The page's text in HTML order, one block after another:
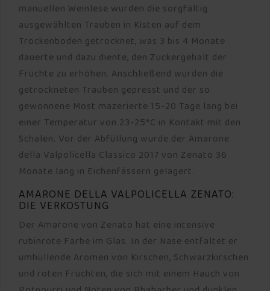
manuellen Weinlese wurden die sorgfältig
ausgewählten Trauben in Kisten auf dem
Trockenboden getrocknet, was 3 bis 4 Monate
dauerte und dazu diente, den Zuckergehalt der
Früchte zu erhöhen. Anschließend wurden die
getrockneten Trauben gepresst und der so
gewonnene Most mazerierte 15-20 Tage lang bei
einer Temperatur von 23-25°C in Kontakt mit den
Schalen. Vor der Abfüllung wurde der Amarone
della Valpolicella Classico 2017 von Zenato 36
Monate lang in Eichenfässern gelagert.
AMARONE DELLA VALPOLICELLA ZENATO:
DIE VERKOSTUNG
Der Amarone von Zenato hat eine intensive
rubinrote Farbe im Glas. In der Nase entfaltet er
umhüllende Aromen von Kirschen, Schwarzkirschen
und roten Früchten, die sich mit einem Hauch von